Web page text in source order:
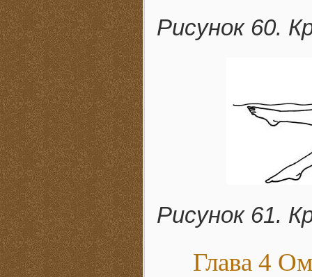
Рисунок 60.
Рисунок 61.
Глава 4